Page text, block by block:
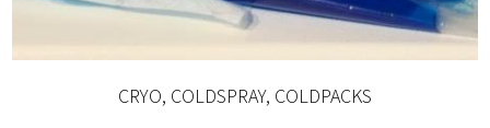
CRYO, COLDSPRAY, COLDPACKS